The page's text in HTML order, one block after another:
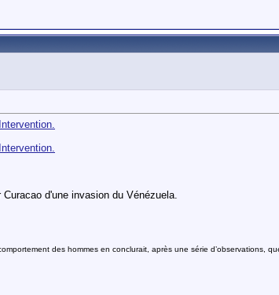
Curacao d'une invasion du Vénézuela.
des hommes en conclurait, après une série d’observations,